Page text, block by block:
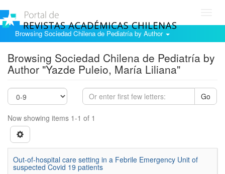
Browsing Sociedad Chilena de Pediatría by Author
Browsing Sociedad Chilena de Pediatría by
Author "Yazde Puleio, María Liliana"
Go
Now showing items 1-1 of 1
Out-of-hospital care setting in a Febrile Emergency Unit of
suspected Covid 19 patients